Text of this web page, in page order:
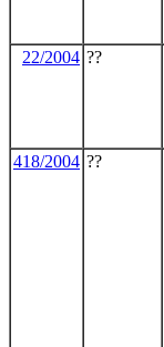
22/2004 ??
418/2004 ??